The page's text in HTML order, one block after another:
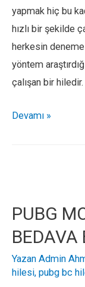
yapmak hiç bu
hızlı bir şekilde
herkesin
yöntem
çalışan bir
Wild
Ücretsiz
Para
Kazanma
(Güncel)
Devamı »
PUBG
Yazan Admin
hilesi, pubg bc